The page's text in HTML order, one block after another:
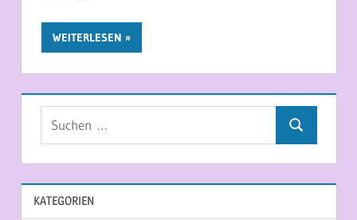
WEITERLESEN
Suchen
KATEGORIEN